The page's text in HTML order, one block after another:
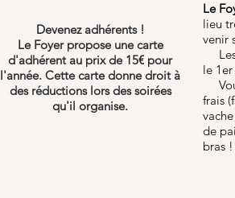
Devenez adhérents !
Le Foyer propose une carte
d'adhérent au prix de 15€ pour
l'année. Cette carte donne droit à
des réductions lors des soirées
qu'il organise.
Le
lieu
venir
Les
le
frais
de
bras !